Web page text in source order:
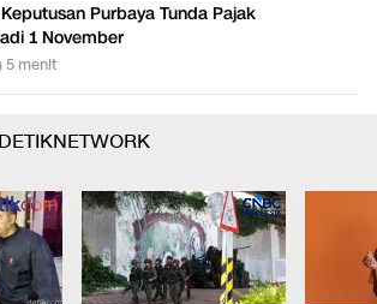
Purbaya Tunda Pajak
1 November
5 menit